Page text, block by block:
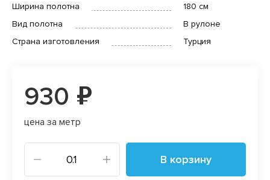
Ширина полотна
180 см
Вид полотна
В рулоне
Страна изготовления
Турция
930 ₽
цена за метр
В корзину